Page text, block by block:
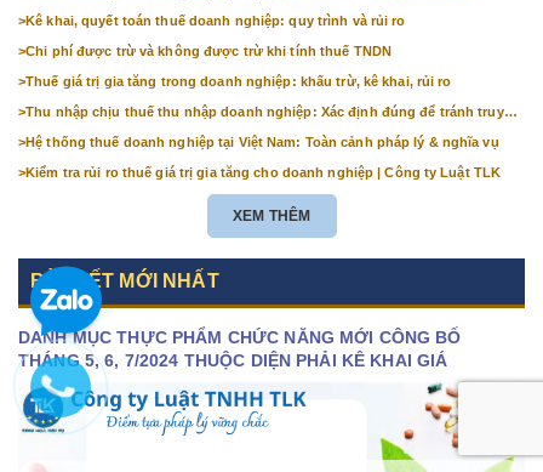
>Kê khai, quyết toán thuế doanh nghiệp: quy trình và rủi ro
>Chi phí được trừ và không được trừ khi tính thuế TNDN
>Thuế giá trị gia tăng trong doanh nghiệp: khấu trừ, kê khai, rủi ro
>Thu nhập chịu thuế thu nhập doanh nghiệp: Xác định đúng để tránh truy
>Hệ thống thuế doanh nghiệp tại Việt Nam: Toàn cảnh pháp lý & nghĩa vụ
>Kiểm tra rủi ro thuế giá trị gia tăng cho doanh nghiệp | Công ty Luật TLK
XEM THÊM
BÀI VIẾT MỚI NHẤT
DANH MỤC THỰC PHẨM CHỨC NĂNG MỚI CÔNG BỐ
THÁNG 5, 6, 7/2024 THUỘC DIỆN PHẢI KÊ KHAI GIÁ